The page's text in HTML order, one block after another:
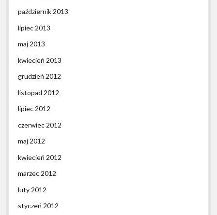
październik 2013
lipiec 2013
maj 2013
kwiecień 2013
grudzień 2012
listopad 2012
lipiec 2012
czerwiec 2012
maj 2012
kwiecień 2012
marzec 2012
luty 2012
styczeń 2012